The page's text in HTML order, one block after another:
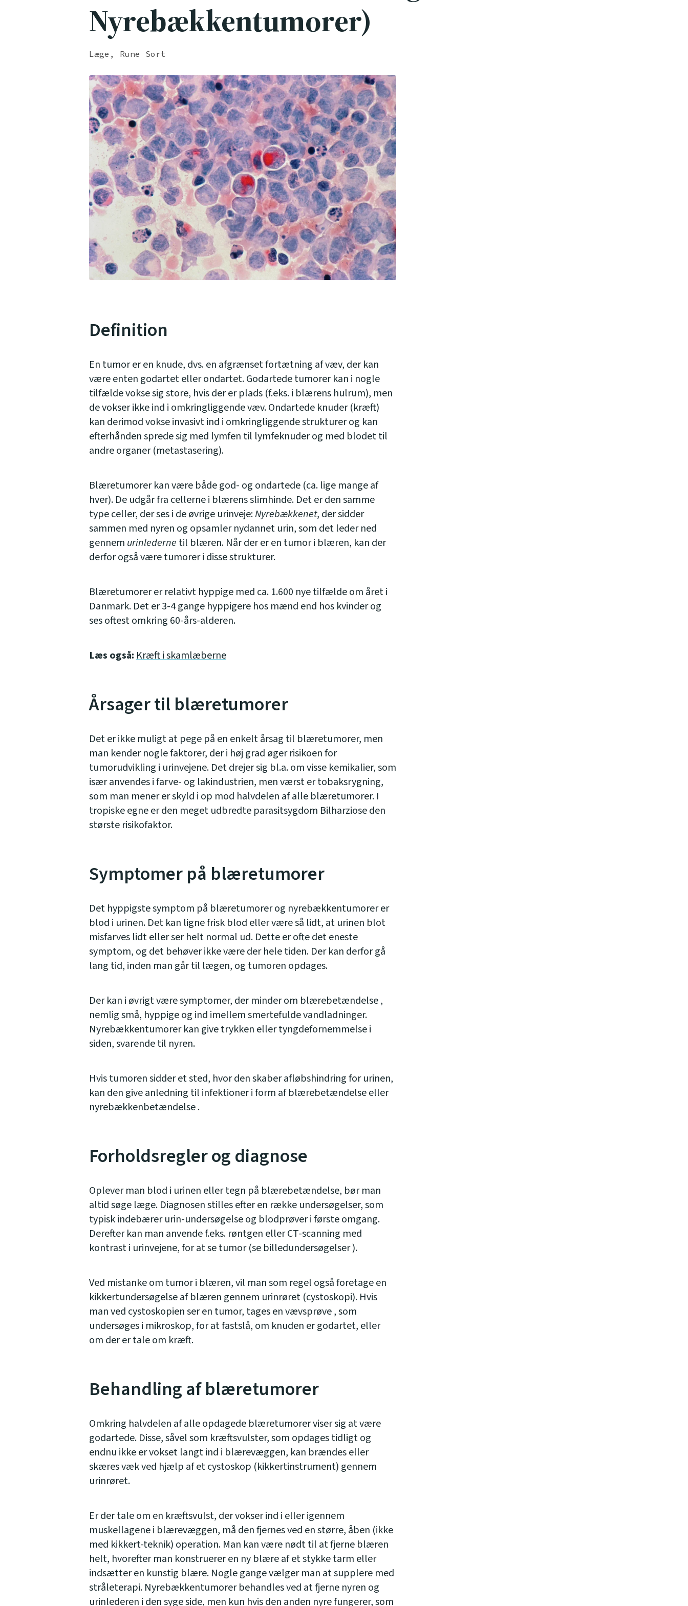
Nyrebækkentumorer)
Læge, Rune Sort
Definition
En tumor er en knude, dvs. en afgrænset fortætning af væv, der kan
være enten godartet eller ondartet. Godartede tumorer kan i nogle
tilfælde vokse sig store, hvis der er plads (f.eks. i blærens hulrum), men
de vokser ikke ind i omkringliggende væv. Ondartede knuder (kræft)
kan derimod vokse invasivt ind i omkringliggende strukturer og kan
efterhånden sprede sig med lymfen til lymfeknuder og med blodet til
andre organer (metastasering).
Blæretumorer kan være både god- og ondartede (ca. lige mange af
hver). De udgår fra cellerne i blærens slimhinde. Det er den samme
type celler, der ses i de øvrige urinveje:Nyrebækkenet, der sidder
sammen med nyren og opsamler nydannet urin, som det leder ned
gennem urinlederne til blæren. Når der er en tumor i blæren, kan der
derfor også være tumorer i disse strukturer.
Blæretumorer er relativt hyppige med ca. 1.600 nye tilfælde om året i
Danmark. Det er 3-4 gange hyppigere hos mænd end hos kvinder og
ses oftest omkring 60-års-alderen.
Læs også:Kræft i skamlæberne
Årsager til blæretumorer
Det er ikke muligt at pege på en enkelt årsag til blæretumorer, men
man kender nogle faktorer, der i høj grad øger risikoen for
tumorudvikling i urinvejene. Det drejer sig bl.a. om visse kemikalier, som
især anvendes i farve- og lakindustrien, men værst er tobaksrygning,
som man mener er skyld i op mod halvdelen af alle blæretumorer. I
tropiske egne er den meget udbredte parasitsygdom Bilharziose den
største risikofaktor.
Symptomer på blæretumorer
Det hyppigste symptom på blæretumorer og nyrebækkentumorer er
blod i urinen. Det kan ligne frisk blod eller være så lidt, at urinen blot
misfarves lidt eller ser helt normal ud. Dette er ofte det eneste
symptom, og det behøver ikke være der hele tiden. Der kan derfor gå
lang tid, inden man går til lægen, og tumoren opdages.
Der kan i øvrigt være symptomer, der minder om blærebetændelse ,
nemlig små, hyppige og ind imellem smertefulde vandladninger.
Nyrebækkentumorer kan give trykken eller tyngdefornemmelse i
siden, svarende til nyren.
Hvis tumoren sidder et sted, hvor den skaber afløbshindring for urinen,
kan den give anledning til infektioner i form af blærebetændelse eller
nyrebækkenbetændelse .
Forholdsregler og diagnose
Oplever man blod i urinen eller tegn på blærebetændelse, bør man
altid søge læge. Diagnosen stilles efter en række undersøgelser, som
typisk indebærer urin-undersøgelse og blodprøver i første omgang.
Derefter kan man anvende f.eks. røntgen eller CT-scanning med
kontrast i urinvejene, for at se tumor (se billedundersøgelser ).
Ved mistanke om tumor i blæren, vil man som regel også foretage en
kikkertundersøgelse af blæren gennem urinrøret (cystoskopi). Hvis
man ved cystoskopien ser en tumor, tages en vævsprøve , som
undersøges i mikroskop, for at fastslå, om knuden er godartet, eller
om der er tale om kræft.
Behandling af blæretumorer
Omkring halvdelen af alle opdagede blæretumorer viser sig at være
godartede. Disse, såvel som kræftsvulster, som opdages tidligt og
endnu ikke er vokset langt ind i blærevæggen, kan brændes eller
skæres væk ved hjælp af et cystoskop (kikkertinstrument) gennem
urinrøret.
Er der tale om en kræftsvulst, der vokser ind i eller igennem
muskellagene i blærevæggen, må den fjernes ved en større, åben (ikke
med kikkert-teknik) operation. Man kan være nødt til at fjerne blæren
helt, hvorefter man konstruerer en ny blære af et stykke tarm eller
indsætter en kunstig blære. Nogle gange vælger man at supplere med
stråleterapi. Nyrebækkentumorer behandles ved at fjerne nyren og
urinlederen i den syge side, men kun hvis den anden nyre fungerer, som